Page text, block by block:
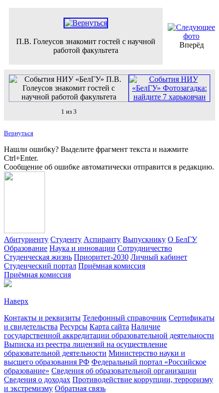
П.В. Голеусов знакомит гостей с научной
работой факультета
Вперёд
1 из 3
Вернуться
Нашли ошибку? Выделите фрагмент текста и нажмите
Ctrl+Enter.
Сообщение об ошибке автоматически отправится в редакцию.
Абитуриенту Студенту Аспиранту Выпускнику О БелГУ
Образование Наука и инновации Сотрудничество
Студенческая жизнь Приоритет-2030 Личный кабинет
Студенческий портал Приёмная комиссия
Приёмная комиссия
Наверх
Контакты и реквизиты Телефонный справочник Сертификаты
и свидетельства Ресурсы Карта сайта Наличие
государственной аккредитации образовательной деятельности
Выписка из реестра лицензий на осуществление
образовательной деятельности Министерствo науки и
высшего образования РФ Федеральный портал «Российское
образование» Сведения об образовательной организации
Сведения о доходах Противодействие коррупции, терроризму
и экстремизму Обратная связь